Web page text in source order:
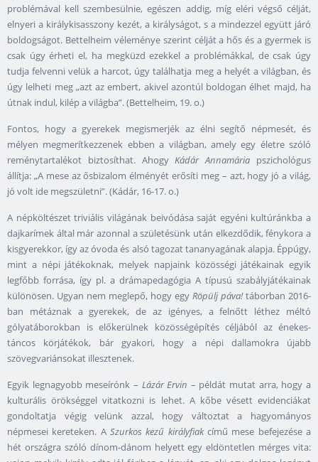
problémával kell szembesülnie, egészen addig, míg eléri végső célját,
elnyeri a királykisasszony kezét, a királyságot, s a mindezzel együtt járó
boldogságot. Bettelheim véleménye szerint célját a hős és a gyermek is
csak úgy érheti el, ha megküzd ezekkel a problémákkal, de csak úgy
tudja felvenni velük a harcot, úgy találhatja meg a helyét a világban, és
úgy lelheti meg „azt az embert, akivel azontúl boldogan élhet majd, ha
útnak indul, kilép a világba”. (Bettelheim, 19. o.)
Fontos, hogy a gyerekek megismerjék az élni segítő népmesét, és
mélyen megmerítkezzenek ebben a világban, amely egy életre szóló
reménytartalékot biztosíthat. AhogyKádár Annamária pszichológus
állítja: „A mese az ősbizalom élményét erősíti meg – azt, hogy jó a világ,
jó volt ide megszületni”. (Kádár, 16-17. o.)
A népköltészet triviális világának beivódása saját egyéni kultúránkba a
dajkarímek által már azonnal a születésünk után elkezdődik, fénykora a
kisgyerekkor, így az óvoda és alsó tagozat tananyagának alapja. Éppúgy,
mint a népi játékoknak, melyek napjaink közösségi játékainak egyik
legfőbb forrása, így pl. a drámapedagógia A típusú szabályjátékainak
különösen. Ugyan nem meglepő, hogy egy Röpülj páva!táborban 2016-
ban métáznak a gyerekek, de az igényes, a felnőtt léthez méltó
gólyatáborokban is előkerülnek közösségépítés céljából az énekes-
táncos körjátékok, bár gyakori, hogy a népi dallamokra újabb
szövegvariánsokat illesztenek.
Egyik legnagyobb meseírónk – Lázár Ervin – példát mutat arra, hogy a
kulturális örökséggel vitatkozni is lehet. A kőbe vésett evidenciákat
gondoltatja végig velünk azzal, hogy változtat a hagyományos
népmesei kereteken. A Szurkos kezű királyfiakcímű mese befejezése a
hét országra szóló dínom-dánom helyett egy eldöntetlen mérges vita: